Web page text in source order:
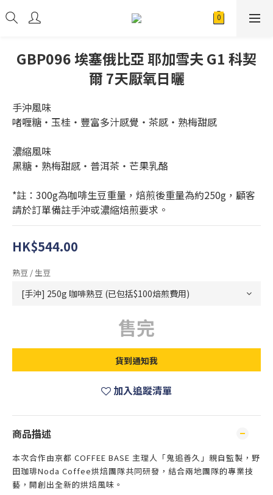
GBP096 埃塞俄比亞 耶加雪夫 G1 科契
爾 7天厭氧日曬
手沖風味
啫喱糖・玉桂・豐富多汁感覺・茶感・熟梅甜感
濃縮風味
黑糖・熟梅甜感・普洱茶・芒果乳酪
*註：300g為咖啡生豆重量，焙煎後重量為約250g，顧客
請於訂單備註手沖或濃縮焙煎要求。
HK$544.00
熟豆 / 生豆
售完
貨到通知我
加入追蹤清單
商品描述
本次合作由京都 COFFEE BASE 主理人「鬼追善久」親自監製，野
田珈琲Noda Coffee烘焙團隊共同研發，結合兩地團隊的專業技
藝，開創出全新的烘焙風味。